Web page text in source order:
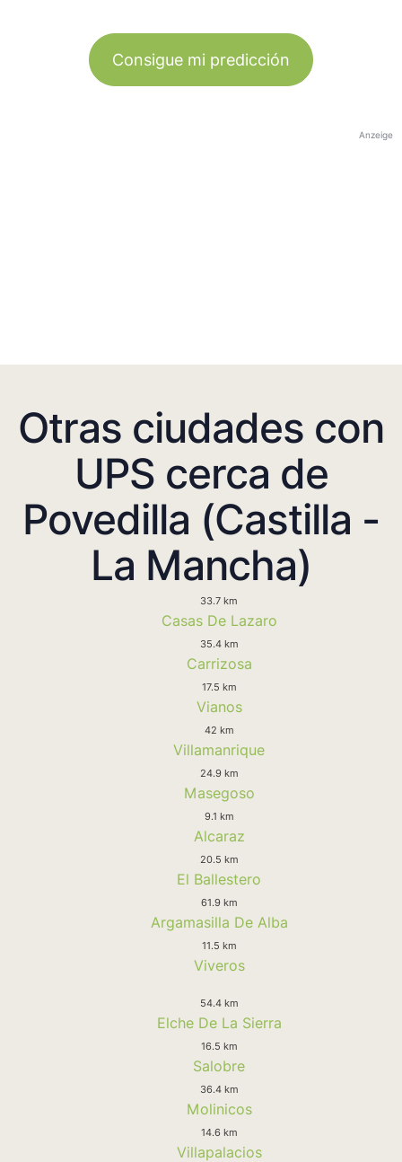
Consigue mi predicción
Anzeige
Otras ciudades con
UPS cerca de
Povedilla (Castilla -
La Mancha)
33.7 km
Casas De Lazaro
35.4 km
Carrizosa
17.5 km
Vianos
42 km
Villamanrique
24.9 km
Masegoso
9.1 km
Alcaraz
20.5 km
El Ballestero
61.9 km
Argamasilla De Alba
11.5 km
Viveros
54.4 km
Elche De La Sierra
16.5 km
Salobre
36.4 km
Molinicos
14.6 km
Villapalacios